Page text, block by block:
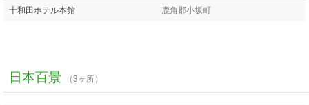
十和田ホテル本館 鹿角郡小坂町
日本百景 （3ヶ所）